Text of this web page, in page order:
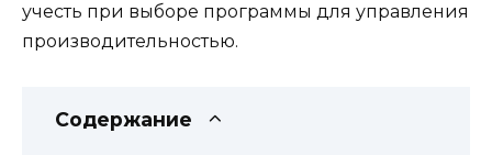
учесть при выборе программы для управления
производительностью.
Содержание